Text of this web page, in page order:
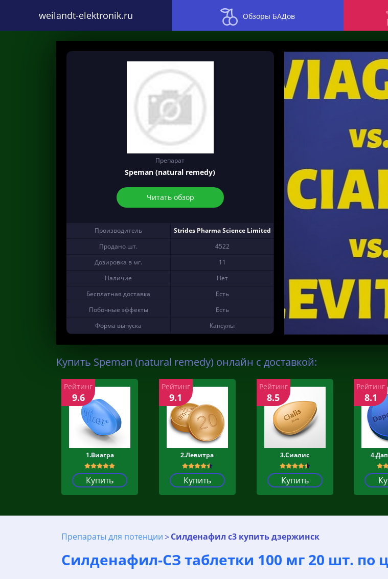
weilandt-elektronik.ru Обзоры БАДов
Препарат
Speman (natural remedy)
Читать обзор
Производитель
Strides Pharma Science Limited
Продано шт.
4522
Дозировка в мг.
11
Наличие
Нет
Бесплатная доставка
Есть
Побочные эффекты
Есть
Форма выпуска
Капсулы
Купить Speman (natural remedy) онлайн с доставкой:
1.Виагра
Купить
Рейтинг
9.6
2.Левитра
Купить
Рейтинг
9.1
3.Сиалис
Купить
Рейтинг
8.5
Рейтинг
8.1
Препараты для потенции Силденафил с3 купить дзержинск
Силденафил-СЗ таблетки 100 мг 20 шт. по